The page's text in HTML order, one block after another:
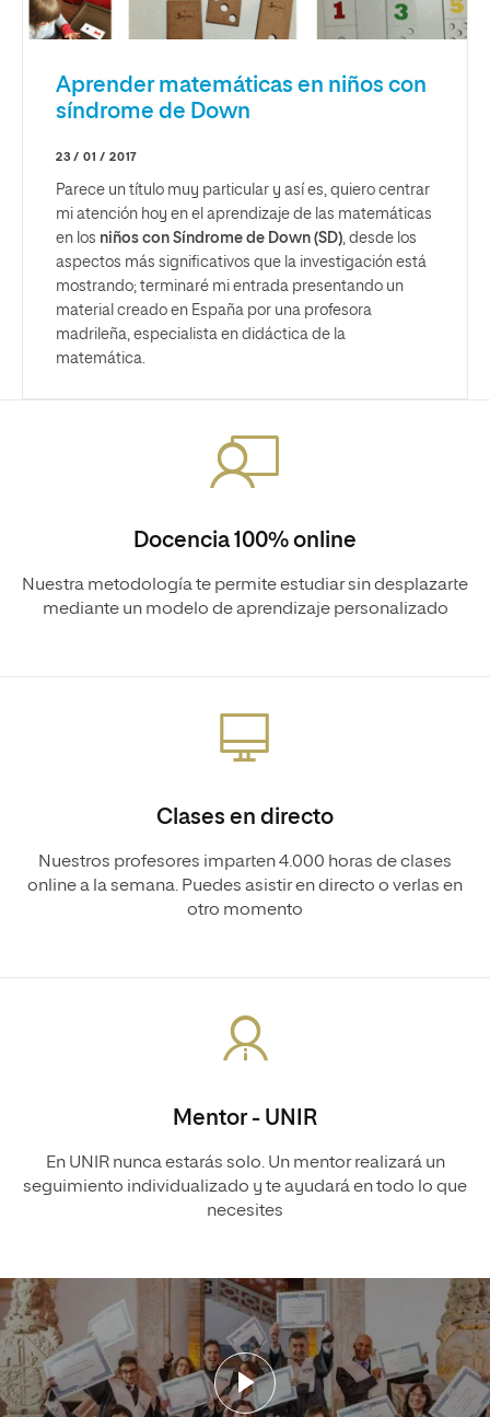
Aprender matemáticas en niños con
síndrome de Down
23 / 01 / 2017
Parece un título muy particular y así es, quiero centrar
mi atención hoy en el aprendizaje de las matemáticas
en los niños con Síndrome de Down (SD) , desde los
aspectos más significativos que la investigación está
mostrando; terminaré mi entrada presentando un
material creado en España por una profesora
madrileña, especialista en didáctica de la
matemática.
Docencia 100% online
Nuestra metodología te permite estudiar sin desplazarte
mediante un modelo de aprendizaje personalizado
Clases en directo
Nuestros profesores imparten 4.000 horas de clases
online a la semana. Puedes asistir en directo o verlas en
otro momento
Mentor - UNIR
En UNIR nunca estarás solo. Un mentor realizará un
seguimiento individualizado y te ayudará en todo lo que
necesites